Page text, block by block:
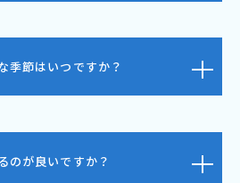
季節はいつですか？
のが良いですか？